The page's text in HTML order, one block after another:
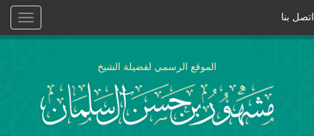
Toggle
اتصل بنا
الموقع الرسمي لفضيلة الشيخ